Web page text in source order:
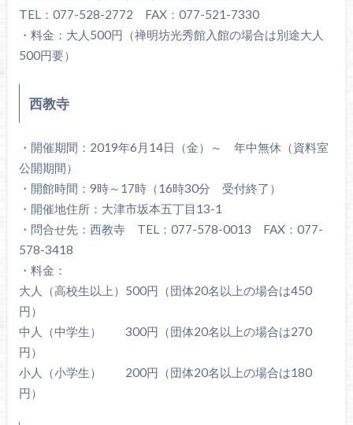
TEL：077-528-2772 FAX：077-521-7330
・料金：大人500円（禅明坊光秀館入館の場合は別途大人
500円要）
西教寺
・開催期間：2019年6月14日（金）～ 年中無休（資料室
公開期間）
・開館時間：9時～17時（16時30分 受付終了）
・開催地住所：大津市坂本五丁目13-1
・問合せ先：西教寺 TEL：077-578-0013 FAX：077-
578-3418
・料金：
大人（高校生以上）500円（団体20名以上の場合は450
円）
中人（中学生） 300円（団体20名以上の場合は270
円）
小人（小学生） 200円（団体20名以上の場合は180
円）